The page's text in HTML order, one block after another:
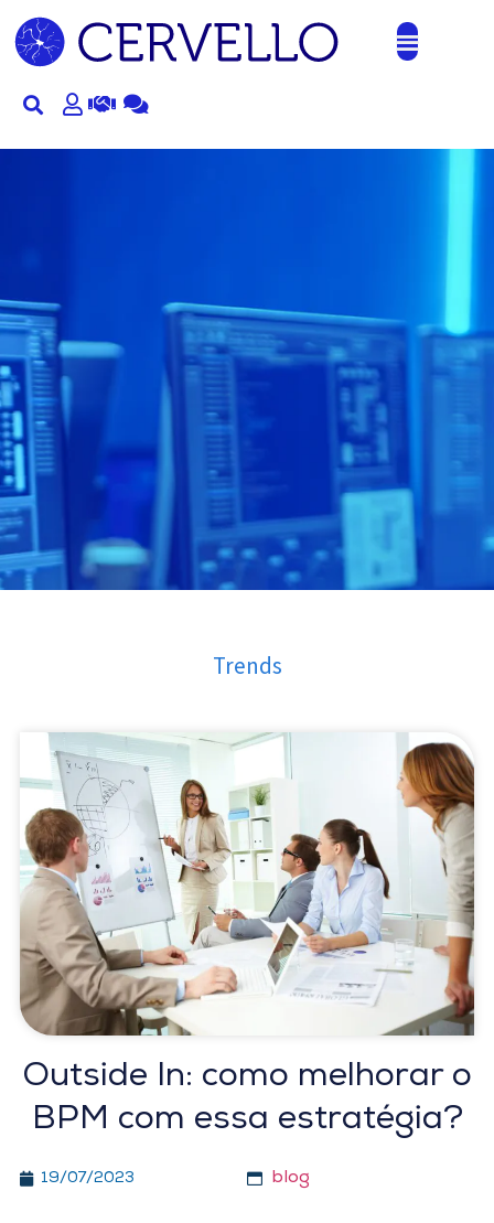
Trends
Outside In: como melhorar o
BPM com essa estratégia?
19/07/2023 blog